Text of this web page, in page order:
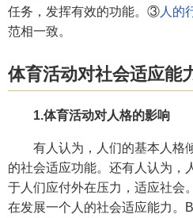
任务，发挥有效的功能。③人的
范相一致。
体育活动对社会适应能
1.体育活动对人格的影响
有人认为，人们的基本人格
的社会适应功能。还有人认为，
于人们应付外在压力，适应社会
在发展一个人的社会适应能力。